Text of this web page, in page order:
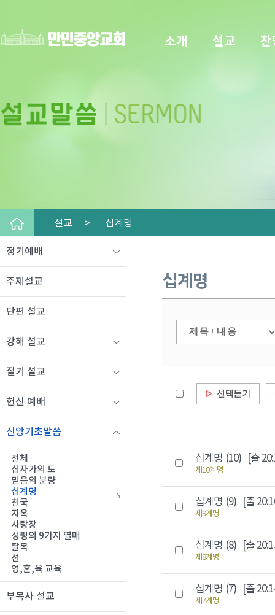
소개 설교 찬
설교 > 십계명
십계명
십계명 (10) [출
제10계명
십계명 (9) [출
제9계명
십계명 (8) [출
제8계명
십계명 (7) [출
제7계명
정기예배
주제설교
단편 설교
강해 설교
절기 설교
헌신 예배
신앙기초말씀
전체
십자가의 도
믿음의 분량
십계명
천국
지옥
사랑장
성령의 9가지 열매
팔복
선
영,혼,육 교육
부목사 설교